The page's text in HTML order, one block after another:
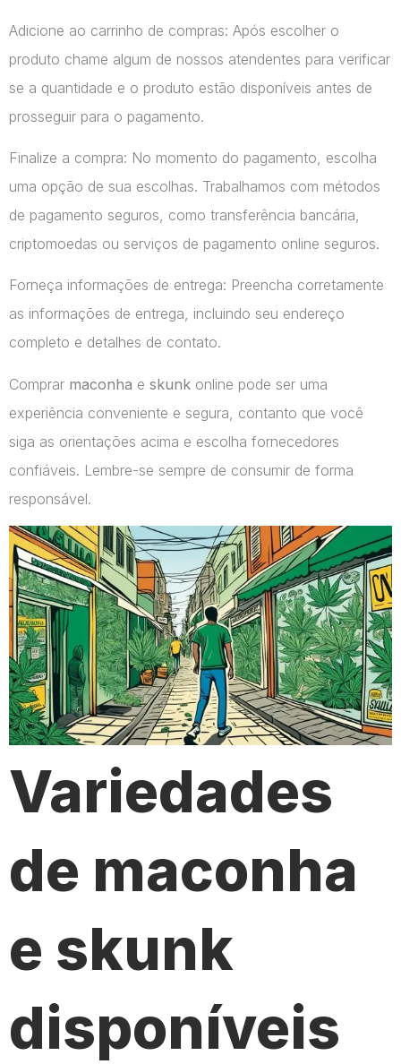
Adicione ao carrinho de compras: Após escolher o
produto chame algum de nossos atendentes para verificar
se a quantidade e o produto estão disponíveis antes de
prosseguir para o pagamento.
Finalize a compra: No momento do pagamento, escolha
uma opção de sua escolhas. Trabalhamos com métodos
de pagamento seguros, como transferência bancária,
criptomoedas ou serviços de pagamento online seguros.
Forneça informações de entrega: Preencha corretamente
as informações de entrega, incluindo seu endereço
completo e detalhes de contato.
Comprar maconha e skunk online pode ser uma
experiência conveniente e segura, contanto que você
siga as orientações acima e escolha fornecedores
confiáveis. Lembre-se sempre de consumir de forma
responsável.
Variedades
de maconha
e skunk
disponíveis